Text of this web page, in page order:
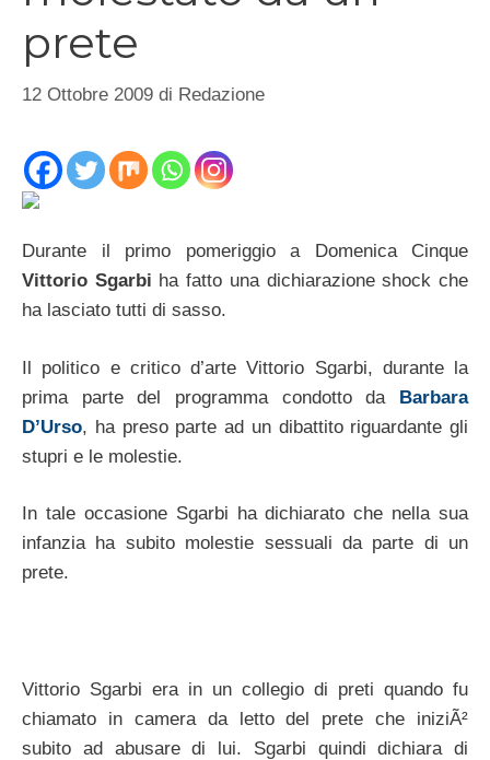
prete
12 Ottobre 2009 di Redazione
Durante il primo pomeriggio a Domenica Cinque
Vittorio Sgarbi ha fatto una dichiarazione shock che
ha lasciato tutti di sasso.
Il politico e critico d’arte Vittorio Sgarbi, durante la
prima parte del programma condotto da Barbara
D’Urso, ha preso parte ad un dibattito riguardante gli
stupri e le molestie.
In tale occasione Sgarbi ha dichiarato che nella sua
infanzia ha subito molestie sessuali da parte di un
prete.
Vittorio Sgarbi era in un collegio di preti quando fu
chiamato in camera da letto del prete che iniziÃ²
subito ad abusare di lui. Sgarbi quindi dichiara di